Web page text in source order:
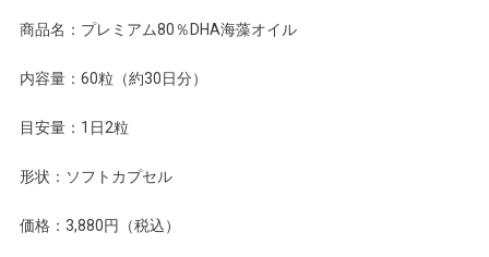
商品名：プレミアム80％DHA海藻オイル
内容量：60粒（約30日分）
目安量：1日2粒
形状：ソフトカプセル
価格：3,880円（税込）